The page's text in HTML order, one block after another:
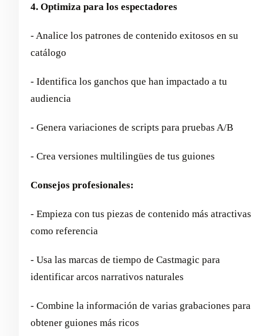
4. Optimiza para los espectadores
- Analice los patrones de contenido exitosos en su
catálogo
- Identifica los ganchos que han impactado a tu
audiencia
- Genera variaciones de scripts para pruebas A/B
- Crea versiones multilingües de tus guiones
Consejos profesionales:
- Empieza con tus piezas de contenido más atractivas
como referencia
- Usa las marcas de tiempo de Castmagic para
identificar arcos narrativos naturales
- Combine la información de varias grabaciones para
obtener guiones más ricos